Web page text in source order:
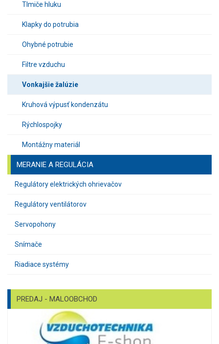
Tlmiče hluku
Klapky do potrubia
Ohybné potrubie
Filtre vzduchu
Vonkajšie žalúzie
Kruhová výpusť kondenzátu
Rýchlospojky
Montážny materiál
MERANIE A REGULÁCIA
Regulátory elektrických ohrievačov
Regulátory ventilátorov
Servopohony
Snímače
Riadiace systémy
PREDAJ - MALOOBCHOD